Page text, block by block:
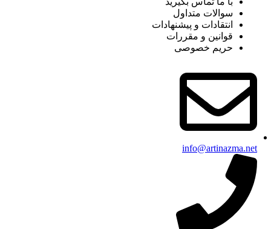
سوالات متداول
انتقادات و پیشنهادات
قوانین و مقررات
حریم خصوصی
info@artinazma.net